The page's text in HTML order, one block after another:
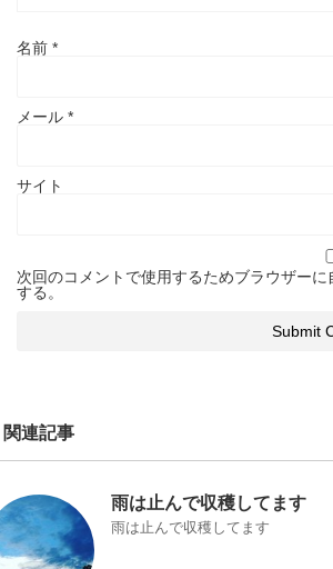
名前 *
メール *
サイト
次回のコメントで使用するためブラウザー
する。
関連記事
雨は止んで収穫してます
雨は止んで収穫してます